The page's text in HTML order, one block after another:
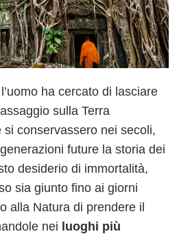
ha cercato di lasciare
sulla Terra
conservassero nei secoli,
future la storia dei
desiderio di immortalità,
sia giunto fino ai giorni
alla Natura di prendere il
nei luoghi più